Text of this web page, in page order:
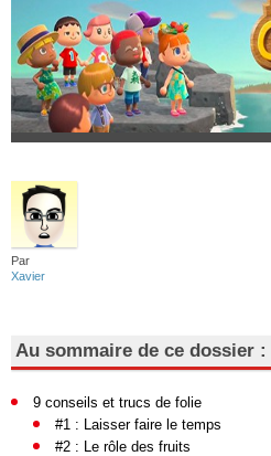
Par
Xavier
Au sommaire de ce dossier :
9 conseils et trucs de folie
#1 : Laisser faire le temps
#2 : Le rôle des fruits